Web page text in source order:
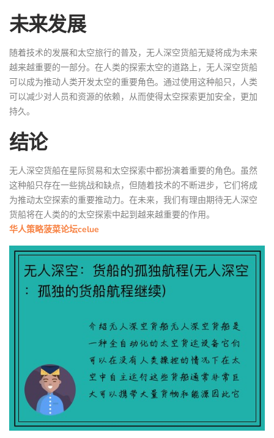
未来发展
随着技术的发展和太空旅行的普及，无人深空货船无疑将成为未来
越来越重要的一部分。在人类的探索太空的道路上，无人深空货船
可以成为推动人类开发太空的重要角色。通过使用这种船只，人类
可以减少对人员和资源的依赖，从而使得太空探索更加安全，更加
持久。
结论
无人深空货船在星际贸易和太空探索中都扮演着重要的角色。虽然
这种船只存在一些挑战和缺点，但随着技术的不断进步，它们将成
为推动太空探索的重要推动力。在未来，我们有理由期待无人深空
货船将在人类的的太空探索中起到越来越重要的作用。
华人策略菠菜论坛celue